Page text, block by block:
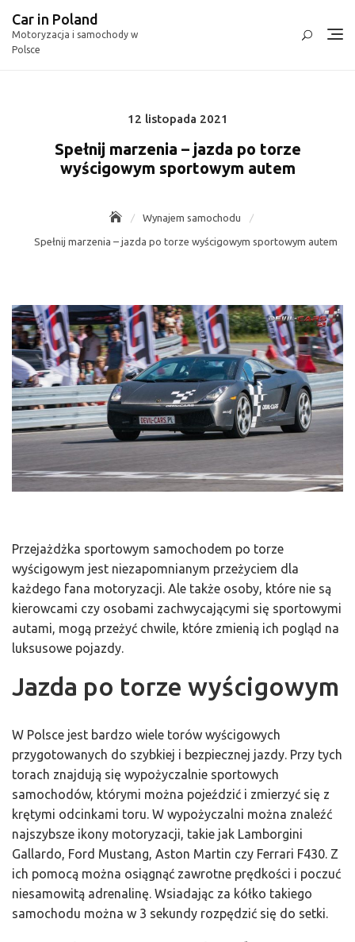
content
Car in Poland
Motoryzacja i samochody w
Polsce
Posted
12 listopada 2021
Spełnij marzenia – jazda po torze
wyścigowym sportowym autem
Wynajem samochodu
Spełnij marzenia – jazda po torze wyścigowym sportowym autem
Przejażdżka sportowym samochodem po torze
wyścigowym jest niezapomnianym przeżyciem dla
każdego fana motoryzacji. Ale także osoby, które nie są
kierowcami czy osobami zachwycającymi się sportowymi
autami, mogą przeżyć chwile, które zmienią ich pogląd na
luksusowe pojazdy.
Jazda po torze wyścigowym
W Polsce jest bardzo wiele torów wyścigowych
przygotowanych do szybkiej i bezpiecznej jazdy. Przy tych
torach znajdują się wypożyczalnie sportowych
samochodów, którymi można pojeździć i zmierzyć się z
krętymi odcinkami toru. W wypożyczalni można znaleźć
najszybsze ikony motoryzacji, takie jak Lamborgini
Gallardo, Ford Mustang, Aston Martin czy Ferrari F430. Z
ich pomocą można osiągnąć zawrotne prędkości i poczuć
niesamowitą adrenalinę. Wsiadając za kółko takiego
samochodu można w 3 sekundy rozpędzić się do setki.